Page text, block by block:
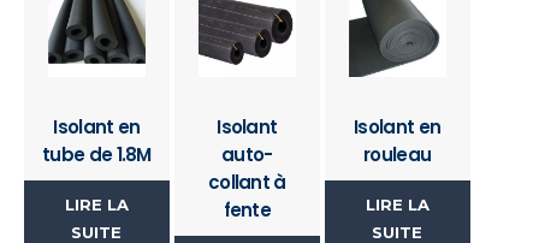
Isolant en
tube de 1.8M
LIRE LA
SUITE
Isolant
auto-
collant à
fente
Isolant en
rouleau
LIRE LA
SUITE